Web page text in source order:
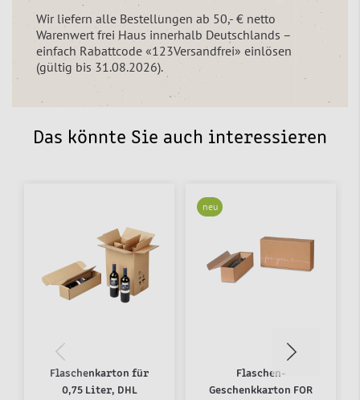
Wir liefern alle Bestellungen ab 50,- € netto
Warenwert frei Haus innerhalb Deutschlands –
einfach Rabattcode «123Versandfrei» einlösen
(gültig bis 31.08.2026).
Das könnte Sie auch interessieren
Flaschenkarton für
0,75 Liter, DHL
neu
Flaschen-
Geschenkkarton FOR